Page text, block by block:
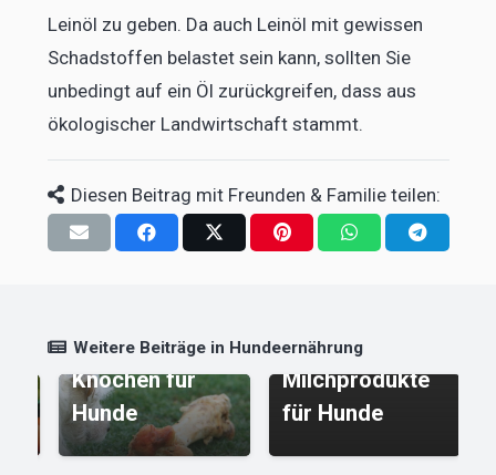
Leinöl zu geben. Da auch Leinöl mit gewissen
Schadstoffen belastet sein kann, sollten Sie
unbedingt auf ein Öl zurückgreifen, dass aus
ökologischer Landwirtschaft stammt.
Diesen Beitrag mit Freunden & Familie teilen:
Weitere Beiträge in Hundeernährung
Knochen für
Hunde
andere
Milchprodukte
für Hunde